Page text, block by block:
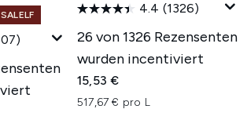
4.4 (1326)
26 von 1326 Rezensenten
wurden incentiviert
15,53 €
517,67 € pro L